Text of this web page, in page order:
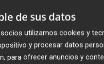
de sus datos
utilizamos cookies y
y procesar datos
para ofrecer anuncios y